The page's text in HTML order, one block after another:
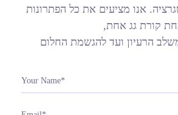
אנו מציעים את כל הפתרונות
קורת גג אחת,
הרעיון ועד להגשמת החלום